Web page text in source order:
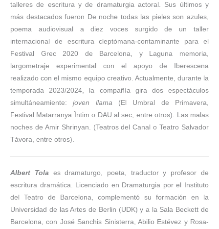
talleres de escritura y de dramaturgia actoral. Sus últimos y
más destacados fueron De noche todas las pieles son azules,
poema audiovisual a diez voces surgido de un taller
internacional de escritura cleptómana-contaminante para el
Festival Grec 2020 de Barcelona, y Laguna memoria,
largometraje experimental con el apoyo de Iberescena
realizado con el mismo equipo creativo. Actualmente, durante la
temporada 2023/2024, la compañía gira dos espectáculos
simultáneamiente:joven llama (El Umbral de Primavera,
Festival Matarranya Ïntim o DAU al sec, entre otros). Las malas
noches de Amir Shrinyan. (Teatros del Canal o Teatro Salvador
Távora, entre otros).
Albert Tola es dramaturgo, poeta, traductor y profesor de
escritura dramática. Licenciado en Dramaturgia por el Instituto
del Teatro de Barcelona, complementó su formación en la
Universidad de las Artes de Berlin (UDK) y a la Sala Beckett de
Barcelona, con José Sanchis Sinisterra, Abilio Estévez y Rosa-